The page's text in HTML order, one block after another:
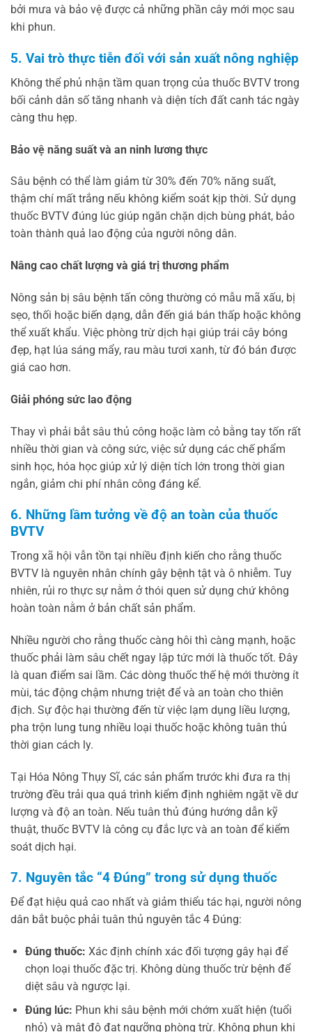
bởi mưa và bảo vệ được cả những phần cây mới mọc sau
khi phun.
5. Vai trò thực tiễn đối với sản xuất nông nghiệp
Không thể phủ nhận tầm quan trọng của thuốc BVTV trong
bối cảnh dân số tăng nhanh và diện tích đất canh tác ngày
càng thu hẹp.
Bảo vệ năng suất và an ninh lương thực
Sâu bệnh có thể làm giảm từ 30% đến 70% năng suất,
thậm chí mất trắng nếu không kiểm soát kịp thời. Sử dụng
thuốc BVTV đúng lúc giúp ngăn chặn dịch bùng phát, bảo
toàn thành quả lao động của người nông dân.
Nâng cao chất lượng và giá trị thương phẩm
Nông sản bị sâu bệnh tấn công thường có mẫu mã xấu, bị
sẹo, thối hoặc biến dạng, dẫn đến giá bán thấp hoặc không
thể xuất khẩu. Việc phòng trừ dịch hại giúp trái cây bóng
đẹp, hạt lúa sáng mẩy, rau màu tươi xanh, từ đó bán được
giá cao hơn.
Giải phóng sức lao động
Thay vì phải bắt sâu thủ công hoặc làm cỏ bằng tay tốn rất
nhiều thời gian và công sức, việc sử dụng các chế phẩm
sinh học, hóa học giúp xử lý diện tích lớn trong thời gian
ngắn, giảm chi phí nhân công đáng kể.
6. Những lầm tưởng về độ an toàn của thuốc
BVTV
Trong xã hội vẫn tồn tại nhiều định kiến cho rằng thuốc
BVTV là nguyên nhân chính gây bệnh tật và ô nhiễm. Tuy
nhiên, rủi ro thực sự nằm ở thói quen sử dụng chứ không
hoàn toàn nằm ở bản chất sản phẩm.
Nhiều người cho rằng thuốc càng hôi thì càng mạnh, hoặc
thuốc phải làm sâu chết ngay lập tức mới là thuốc tốt. Đây
là quan điểm sai lầm. Các dòng thuốc thế hệ mới thường ít
mùi, tác động chậm nhưng triệt để và an toàn cho thiên
địch. Sự độc hại thường đến từ việc lạm dụng liều lượng,
pha trộn lung tung nhiều loại thuốc hoặc không tuân thủ
thời gian cách ly.
Tại Hóa Nông Thụy Sĩ, các sản phẩm trước khi đưa ra thị
trường đều trải qua quá trình kiểm định nghiêm ngặt về dư
lượng và độ an toàn. Nếu tuân thủ đúng hướng dẫn kỹ
thuật, thuốc BVTV là công cụ đắc lực và an toàn để kiểm
soát dịch hại.
7. Nguyên tắc “4 Đúng” trong sử dụng thuốc
Để đạt hiệu quả cao nhất và giảm thiểu tác hại, người nông
dân bắt buộc phải tuân thủ nguyên tắc 4 Đúng:
Đúng thuốc: Xác định chính xác đối tượng gây hại để
chọn loại thuốc đặc trị. Không dùng thuốc trừ bệnh để
diệt sâu và ngược lại.
Đúng lúc: Phun khi sâu bệnh mới chớm xuất hiện (tuổi
nhỏ) và mật độ đạt ngưỡng phòng trừ. Không phun khi